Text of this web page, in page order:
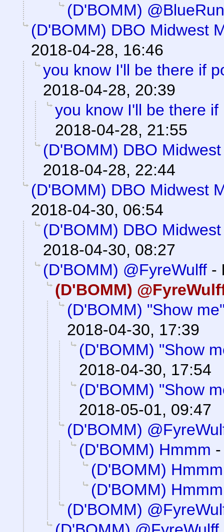
(D'BOMM)
(D'BOMM) DBO Midwest
2018-04-28, 16:46
you know I'll be there if
2018-04-28, 20:39
you know I'll be there if
2018-04-28, 21:55
(D'BOMM) DBO
2018-04-28, 22:44
(D'BOMM) DBO Midwest
2018-04-30, 06:54
(D'BOMM) DBO
2018-04-30, 08:27
(D'BOMM) @FyreWulff -
(D'BOMM)
(D'BOMM) "Show
2018-04-30, 17:39
(D'BOMM) "Show
2018-04-30, 17:54
(D'BOMM) "Show
2018-05-01, 09:47
(D'BOMM)
(D'BOMM) Hmmm
(D'BOMM) Hmmm
(D'BOMM) Hmmm
(D'BOMM)